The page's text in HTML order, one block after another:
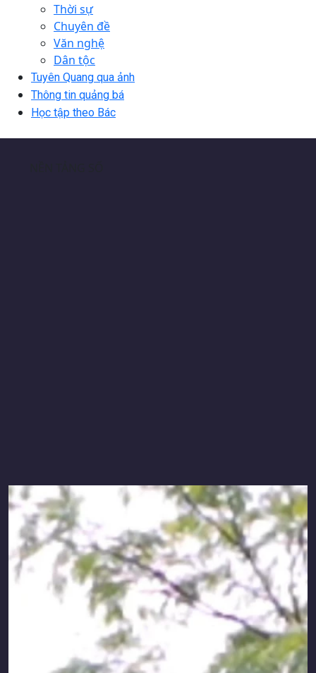
Thời sự
Chuyên đề
Văn nghệ
Dân tộc
Tuyên Quang qua ảnh
Thông tin quảng bá
Học tập theo Bác